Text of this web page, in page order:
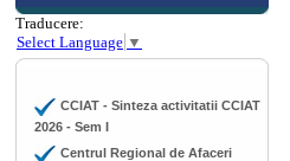
Traducere:
Select Language ▼
CCIAT - Sinteza activitatii CCIAT
2026 - Sem I
Centrul Regional de Afaceri